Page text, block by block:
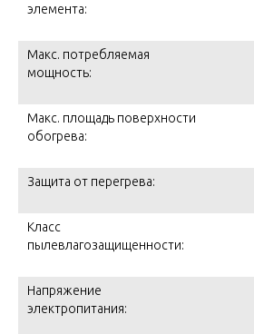
элемента:
Макс. потребляемая
мощность:
Макс. площадь поверхности
обогрева:
Защита от перегрева:
Класс
пылевлагозащищенности:
Напряжение
электропитания: